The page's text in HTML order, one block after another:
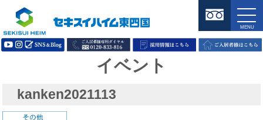
イベント
kanken2021113